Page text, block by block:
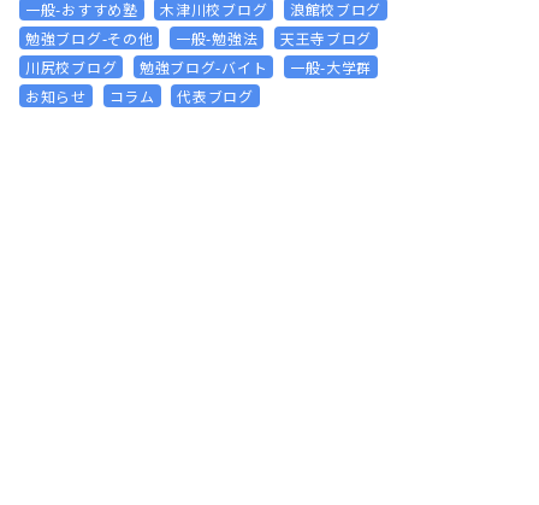
一般-おすすめ塾
木津川校ブログ
浪館校ブログ
勉強ブログ-その他
一般-勉強法
天王寺ブログ
川尻校ブログ
勉強ブログ-バイト
一般-大学群
お知らせ
コラム 代表ブログ